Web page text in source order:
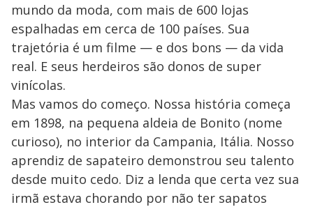
mundo da moda, com mais de 600 lojas
espalhadas em cerca de 100 países. Sua
trajetória é um filme — e dos bons — da vida
real. E seus herdeiros são donos de super
vinícolas.
Mas vamos do começo. Nossa história começa
em 1898, na pequena aldeia de Bonito (nome
curioso), no interior da Campania, Itália. Nosso
aprendiz de sapateiro demonstrou seu talento
desde muito cedo. Diz a lenda que certa vez sua
irmã estava chorando por não ter sapatos